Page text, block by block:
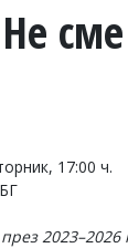
17:00 ч.